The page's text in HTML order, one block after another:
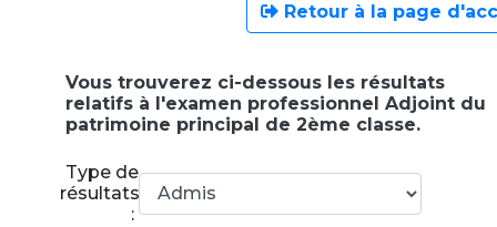
Retour à la page
Vous trouverez ci-dessous les résultats
relatifs à l'examen professionnel Adjoint du
patrimoine principal de 2ème classe.
Type de
résultats
: